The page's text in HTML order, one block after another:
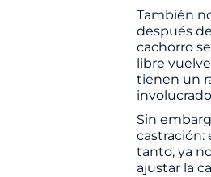
También
después
cachorro
libre
tienen un
Sin
castración:
tanto, ya
ajustar la